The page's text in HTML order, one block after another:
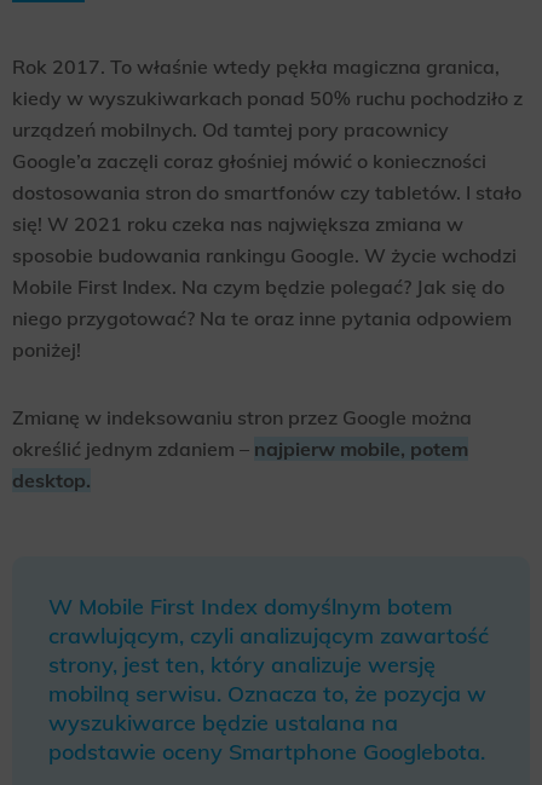
Rok 2017. To właśnie wtedy pękła magiczna granica,
kiedy w wyszukiwarkach ponad 50% ruchu pochodziło z
urządzeń mobilnych. Od tamtej pory pracownicy
Google’a zaczęli coraz głośniej mówić o konieczności
dostosowania stron do smartfonów czy tabletów. I stało
się! W 2021 roku czeka nas największa zmiana w
sposobie budowania rankingu Google. W życie wchodzi
Mobile First Index. Na czym będzie polegać? Jak się do
niego przygotować? Na te oraz inne pytania odpowiem
poniżej!
Zmianę w indeksowaniu stron przez Google można
określić jednym zdaniem – najpierw mobile, potem
desktop.
W Mobile First Index domyślnym botem
crawlującym, czyli analizującym zawartość
strony, jest ten, który analizuje wersję
mobilną serwisu. Oznacza to, że pozycja w
wyszukiwarce będzie ustalana na
podstawie oceny Smartphone Googlebota.